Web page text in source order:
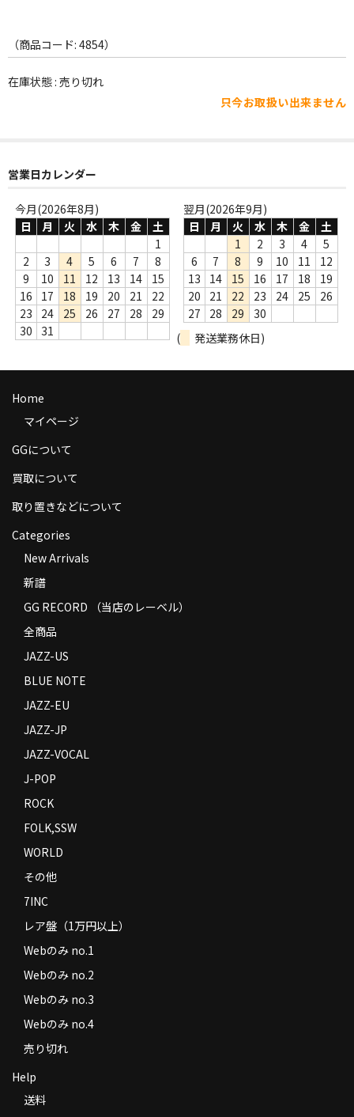
WORLD
その他
Webのみ no.2
Webのみ no.3
Webのみ no.4
売り切れ
商品の発送
お支払い方法
Privacy Policy
特定商取引法に基づく表示
（商品コード: 4854）
在庫状態 : 売り切れ
只今お取扱い出来ません
営業日カレンダー
今月(2026年8月)
日
月 火 水 木 金
土
1
2
3 4 5 6 7
8
9
10 11 12 13 14
15
16
17 18 19 20 21
22
23
24 25 26 27 28
29
30
31
翌月(2026年9月)
日
月 火 水 木 金
土
1
2 3 4
5
6
7 8 9 10 11
12
13
14 15 16 17 18
19
20
21 22 23 24 25
26
27
28 29
30
(
発送業務休日)
Home
マイページ
GGについて
買取について
取り置きなどについて
Categories
New Arrivals
新譜
GG RECORD （当店のレーベル）
全商品
JAZZ-US
BLUE NOTE
JAZZ-EU
JAZZ-JP
JAZZ-VOCAL
J-POP
ROCK
FOLK,SSW
WORLD
その他
7INC
レア盤（1万円以上）
Webのみ no.1
Webのみ no.2
Webのみ no.3
Webのみ no.4
売り切れ
Help
送料